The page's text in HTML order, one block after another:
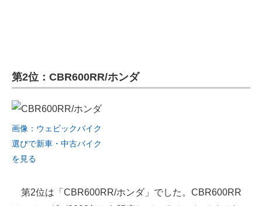
第2位：CBR600RR/ホンダ
画像：ウェビックバイク
選びで新車・中古バイク
を見る
第2位は「CBR600RR/ホンダ」でした。CBR600RR